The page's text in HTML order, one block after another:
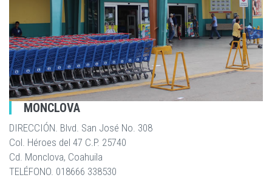
MONCLOVA
DIRECCIÓN. Blvd. San José No. 308
Col. Héroes del 47 C.P. 25740
Cd. Monclova, Coahuila
TELÉFONO. 018666 338530